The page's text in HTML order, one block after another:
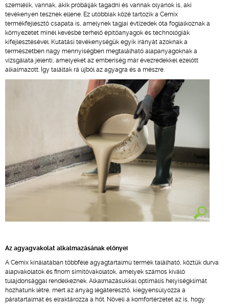
szemlélik, vannak, akik próbálják tagadni és vannak olyanok is, aki
tevékenyen tesznek ellene. Ez utóbbiak közé tartozik a Cemix
termékfejlesztő csapata is, amelynek tagjai évtizedek óta foglalkoznak a
környezetet minél kevésbé terhelő építőanyagok és technológiák
kifejlesztésével. Kutatási tevékenységük egyik irányát azoknak a
természetben nagy mennyiségben megtalálható alapanyagoknak a
vizsgálata jelenti, amelyeket az emberiség már évezredekkel ezelőtt
alkalmazott. Így találtak rá újból az agyagra és a mészre.
Az agyagvakolat alkalmazásának előnyei
A Cemix kínálatában többféle agyagtartalmú termék található, köztük durva
alapvakolatok és finom simítóvakolatok, amelyek számos kiváló
tulajdonsággal rendelkeznek. Alkalmazásukkal optimális helyiségklímát
hozhatunk létre, mert az anyag légáteresztő, kiegyensúlyozza a
páratartalmat és elraktározza a hőt. Növeli a komfortérzetet az is, hogy